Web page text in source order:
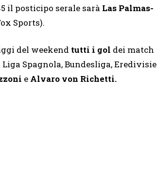
il posticipo serale sarà Las Palmas-
Sports).
del weekend tutti i gol dei match
Spagnola, Bundesliga, Eredivisie
e Alvaro von Richetti.